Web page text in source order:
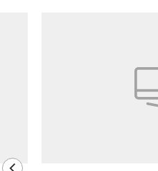
previous element